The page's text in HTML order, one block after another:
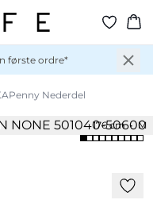
første ordre*
Nederdel
176 cm • M